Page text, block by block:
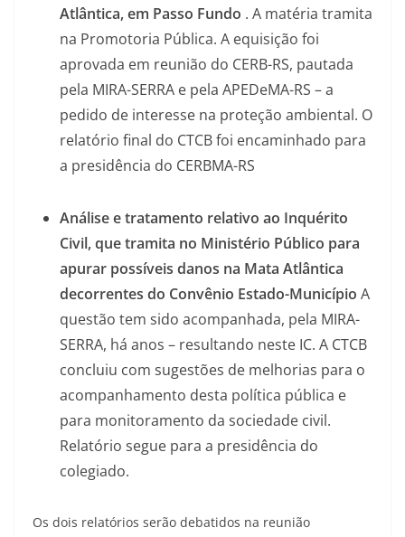
Atlântica, em Passo Fundo . A matéria tramita
na Promotoria Pública. A equisição foi
aprovada em reunião do CERB-RS, pautada
pela MIRA-SERRA e pela APEDeMA-RS – a
pedido de interesse na proteção ambiental. O
relatório final do CTCB foi encaminhado para
a presidência do CERBMA-RS
Análise e tratamento relativo ao Inquérito
Civil, que tramita no Ministério Público para
apurar possíveis danos na Mata Atlântica
decorrentes do Convênio Estado-Município A
questão tem sido acompanhada, pela MIRA-
SERRA, há anos – resultando neste IC. A CTCB
concluiu com sugestões de melhorias para o
acompanhamento desta política pública e
para monitoramento da sociedade civil.
Relatório segue para a presidência do
colegiado.
Os dois relatórios serão debatidos na reunião